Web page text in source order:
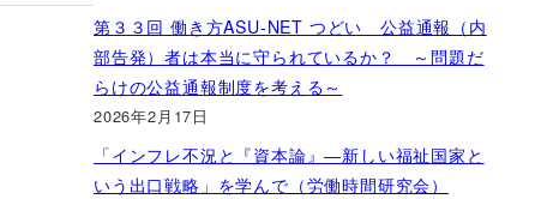
第３３回 働き方ASU-NET つどい 公益通報（内
部告発）者は本当に守られているか？ ～問題だ
らけの公益通報制度を考える～
2026年2月17日
「インフレ不況と『資本論』―新しい福祉国家と
いう出口戦略」を学んで（労働時間研究会）